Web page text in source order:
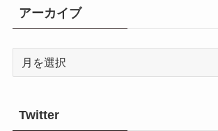
アーカイブ
Twitter